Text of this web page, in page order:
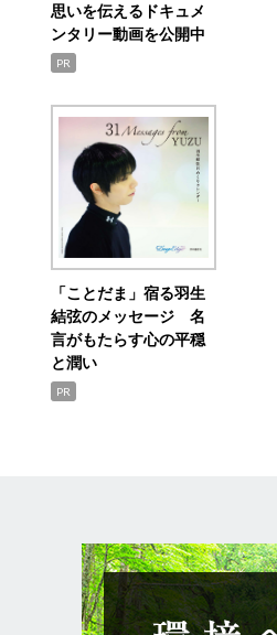
思いを伝えるドキュメ
ンタリー動画を公開中
PR
「ことだま」宿る羽生
結弦のメッセージ 名
言がもたらす心の平穏
と潤い
PR